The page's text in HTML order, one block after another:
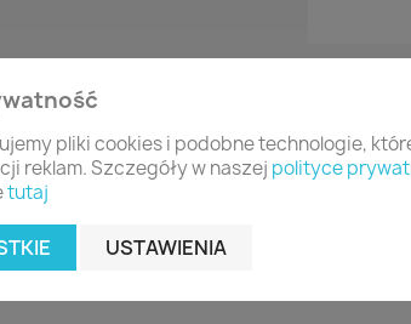
pliki cookies i podobne technologie,
reklam. Szczegóły w naszej polityce
tutaj
USTAWIENIA